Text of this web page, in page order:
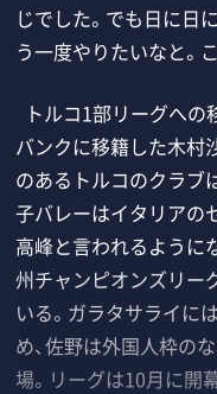
じでした。でも日に日
う一度やりたいなと。
トルコ1部リーグへ
バンクに移籍した木村
のあるトルコのクラブ
子バレーはイタリアの
高峰と言われるように
州チャンピオンズリー
いる。ガラタサライに
め、佐野は外国人枠の
場。リーグは10月に開